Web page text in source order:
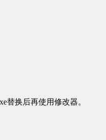
替换后再使用修改器。